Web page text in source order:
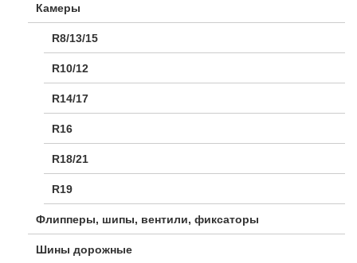
Камеры
R8/13/15
R10/12
R14/17
R16
R18/21
R19
Флипперы, шипы, вентили, фиксаторы
Шины дорожные